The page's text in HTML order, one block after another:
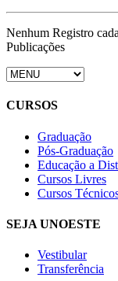
Nenhum Registro
Publicações
CURSOS
Graduação
Pós-Graduação
Educação a
Cursos Livres
Cursos
SEJA UNOESTE
Vestibular
Transferência